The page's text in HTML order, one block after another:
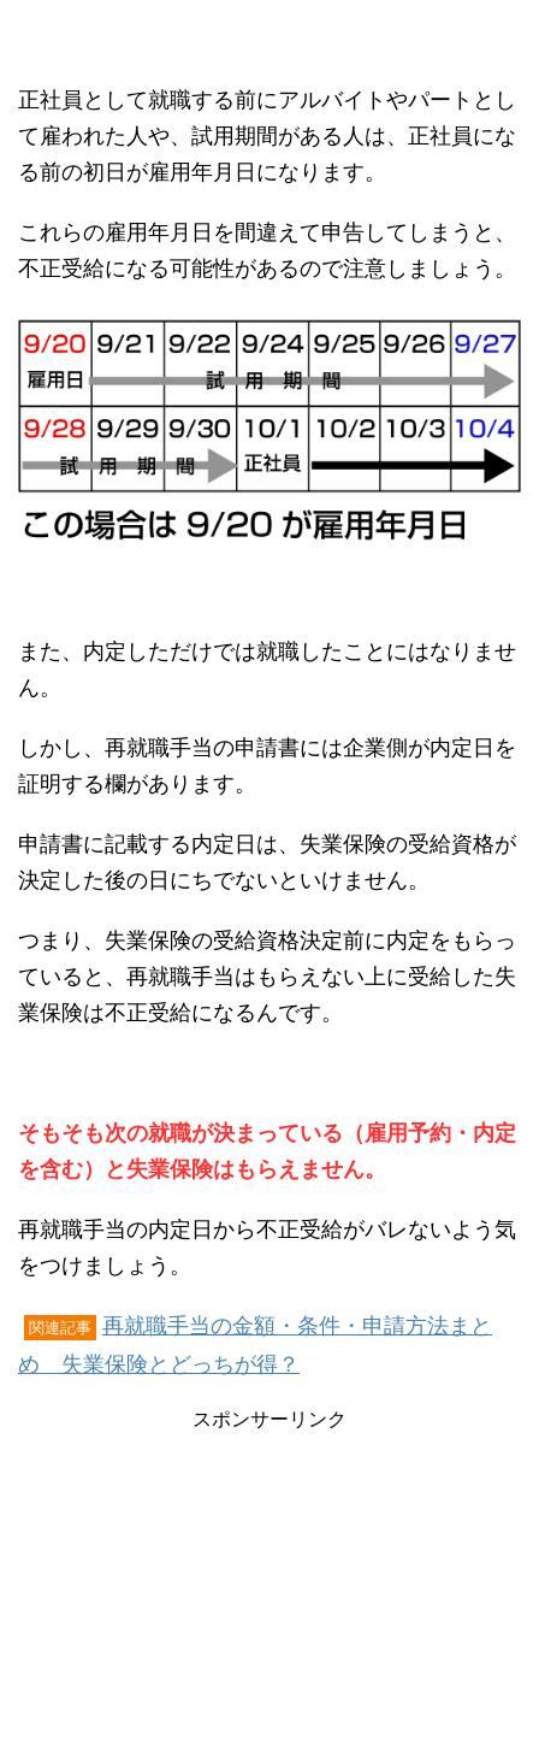
正社員として就職する前にアルバイトやパートとし
て雇われた人や、試用期間がある人は、正社員にな
る前の初日が雇用年月日になります。
これらの雇用年月日を間違えて申告してしまうと、
不正受給になる可能性があるので注意しましょう。
また、内定しただけでは就職したことにはなりませ
ん。
しかし、再就職手当の申請書には企業側が内定日を
証明する欄があります。
申請書に記載する内定日は、失業保険の受給資格が
決定した後の日にちでないといけません。
つまり、失業保険の受給資格決定前に内定をもらっ
ていると、再就職手当はもらえない上に受給した失
業保険は不正受給になるんです。
そもそも次の就職が決まっている（雇用予約・内定
を含む）と失業保険はもらえません。
再就職手当の内定日から不正受給がバレないよう気
をつけましょう。
関連記事 再就職手当の金額・条件・申請方法まと
め 失業保険とどっちが得？
スポンサーリンク